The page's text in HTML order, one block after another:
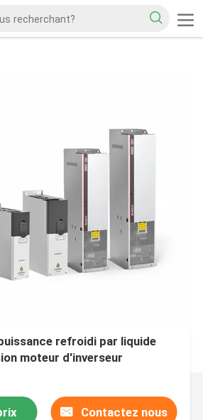
refroidi par liquide
moteur d'inverseur
690V/1140V
Contactez nous